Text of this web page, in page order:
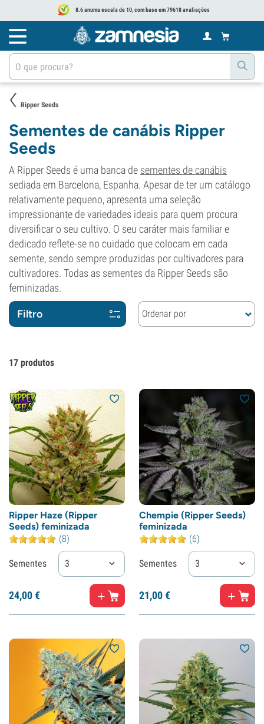
8.6 anuma escala de 10, com base em 79618 avaliações
Ripper Seeds
Sementes de canábis Ripper
Seeds
A Ripper Seeds é uma banca de sementes de canábis
sediada em Barcelona, Espanha. Apesar de ter um catálogo
relativamente pequeno, apresenta uma seleção
impressionante de variedades ideais para quem procura
diversificar o seu cultivo. O seu caráter mais familiar e
dedicado reflete-se no cuidado que colocam em cada
semente, sendo sempre produzidas por cultivadores para
cultivadores. Todas as sementes da Ripper Seeds são
feminizadas.
Filtro Ordenar por
17 produtos
Ripper Haze (Ripper
Seeds) feminizada
(8)
Sementes 3
24,00€
Chempie (Ripper Seeds)
feminizada
(6)
Sementes 3
21,00€